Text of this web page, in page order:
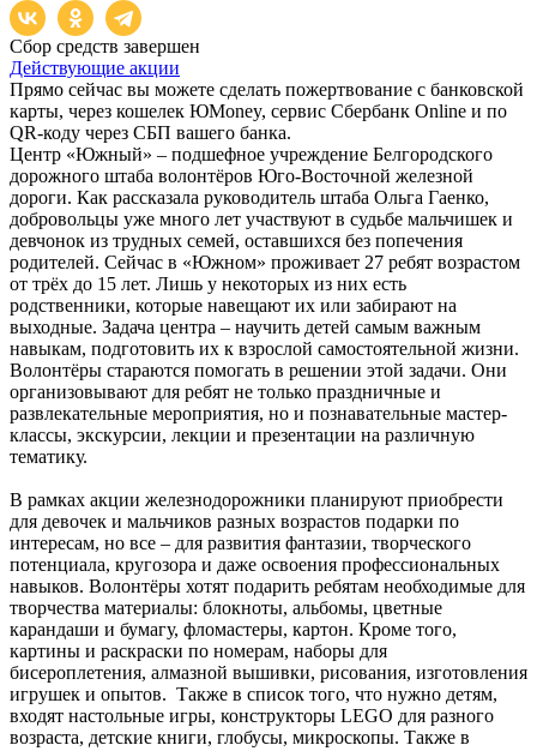
Сбор средств завершен
Действующие акции
Прямо сейчас вы можете сделать пожертвование с банковской
карты, через кошелек ЮMoney, сервис Сбербанк Online и по
QR-коду через СБП вашего банка.
Центр «Южный» – подшефное учреждение Белгородского
дорожного штаба волонтёров Юго-Восточной железной
дороги. Как рассказала руководитель штаба Ольга Гаенко,
добровольцы уже много лет участвуют в судьбе мальчишек и
девчонок из трудных семей, оставшихся без попечения
родителей. Сейчас в «Южном» проживает 27 ребят возрастом
от трёх до 15 лет. Лишь у некоторых из них есть
родственники, которые навещают их или забирают на
выходные. Задача центра – научить детей самым важным
навыкам, подготовить их к взрослой самостоятельной жизни.
Волонтёры стараются помогать в решении этой задачи. Они
организовывают для ребят не только праздничные и
развлекательные мероприятия, но и познавательные мастер-
классы, экскурсии, лекции и презентации на различную
тематику.
В рамках акции железнодорожники планируют приобрести
для девочек и мальчиков разных возрастов подарки по
интересам, но все – для развития фантазии, творческого
потенциала, кругозора и даже освоения профессиональных
навыков. Волонтёры хотят подарить ребятам необходимые для
творчества материалы: блокноты, альбомы, цветные
карандаши и бумагу, фломастеры, картон. Кроме того,
картины и раскраски по номерам, наборы для
бисероплетения, алмазной вышивки, рисования, изготовления
игрушек и опытов. Также в список того, что нужно детям,
входят настольные игры, конструкторы LEGO для разного
возраста, детские книги, глобусы, микроскопы. Также в